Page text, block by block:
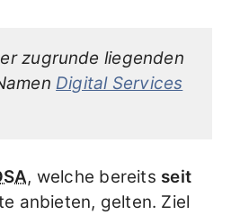
zugrunde liegenden
Digital Services
, welche bereits seit
anbieten, gelten. Ziel